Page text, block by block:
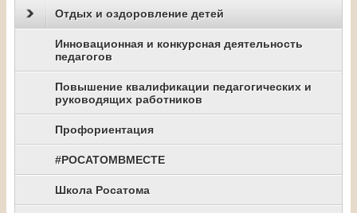
Отдых и оздоровление детей
Инновационная и конкурсная деятельность
педагогов
Повышение квалификации педагогических и
руководящих работников
Профориентация
#РОСАТОМВМЕСТЕ
Школа Росатома